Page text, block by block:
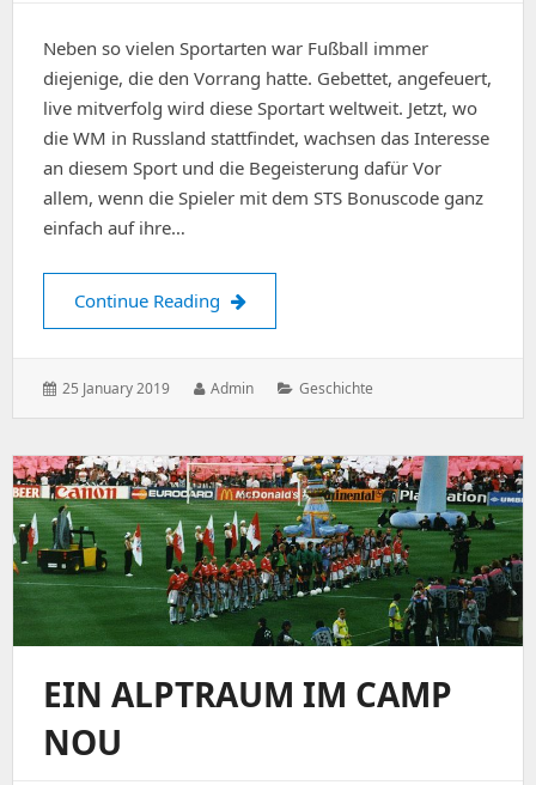
Neben so vielen Sportarten war Fußball immer
diejenige, die den Vorrang hatte. Gebettet, angefeuert,
live mitverfolg wird diese Sportart weltweit. Jetzt, wo
die WM in Russland stattfindet, wachsen das Interesse
an diesem Sport und die Begeisterung dafür Vor
allem, wenn die Spieler mit dem STS Bonuscode ganz
einfach auf ihre…
Continue Reading Die besten Apps für Fußballfans
Posted
25 January 2019 Author:
Admin Categories:
Geschichte
EIN ALPTRAUM IM CAMP
NOU